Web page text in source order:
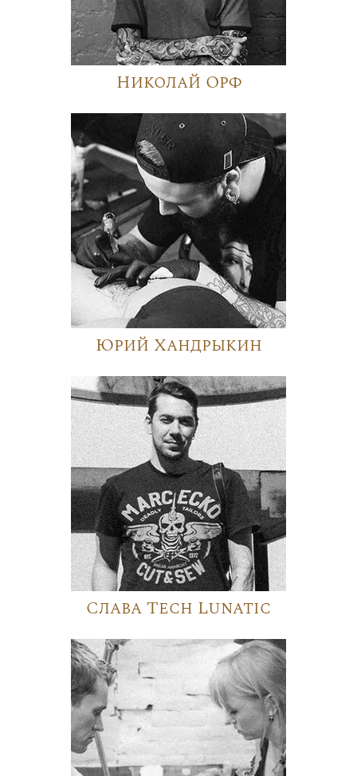
Николай Орф
Юрий Хандрыкин
Слава Tech Lunatic